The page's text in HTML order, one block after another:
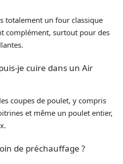
totalement un four classique
complément, surtout pour des
je cuire dans un Air
coupes de poulet, y compris
et même un poulet entier,
de préchauffage ?